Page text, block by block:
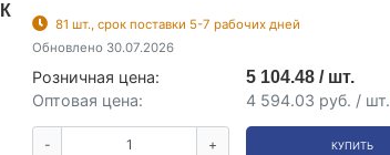
81 шт., срок поставки 5-7 рабочих дней
Обновлено 30.07.2026
Розничная цена:
5 104.48 / шт.
Оптовая цена:
4 594.03 руб. / шт.
- + КУПИТЬ